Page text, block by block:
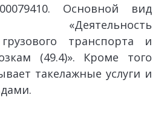
Основной вид
«Деятельность
транспорта и
(49.4)». Кроме того
такелажные услуги и